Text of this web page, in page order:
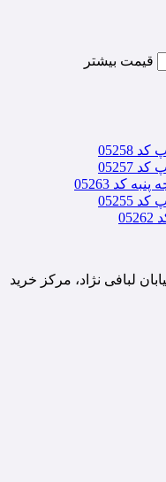
قیمت بیشتر
کد 05263
لبافی نژاد، مرکز خرید